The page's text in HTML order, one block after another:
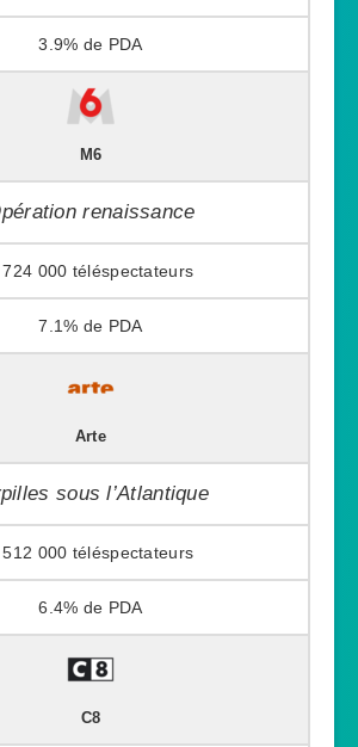
3.9%
M6
renaissance
724 000
7.1%
Arte
sous l’Atlantique
512 000
6.4%
C8